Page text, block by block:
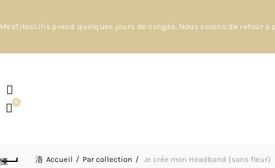
MesTitesLilis prend quelques jours de congés. Nous serons de retour
0
Accueil Par collection Je crée mon Headband (sans fleur)